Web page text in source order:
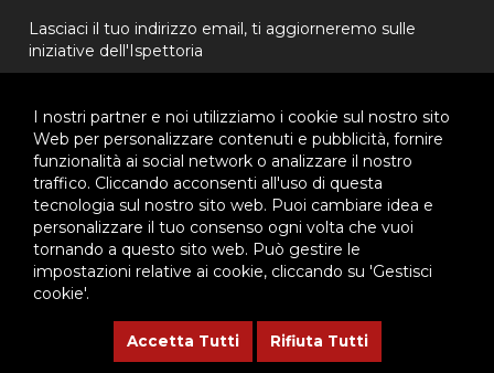
I nostri partner e noi utilizziamo i cookie sul nostro sito
Web per personalizzare contenuti e pubblicità, fornire
funzionalità ai social network o analizzare il nostro
traffico. Cliccando acconsenti all'uso di questa
tecnologia sul nostro sito web. Puoi cambiare idea e
personalizzare il tuo consenso ogni volta che vuoi
tornando a questo sito web. Può gestire le
impostazioni relative ai cookie, cliccando su 'Gestisci
cookie'.
Accetta Tutti Rifiuta Tutti
Lasciaci il tuo indirizzo email, ti aggiorneremo sulle
iniziative dell'Ispettoria
© 2026 - Ispettoria Salesiana Meridionale - All rights reserved. | P.IVA
80057280630 |
Privacy & Cookie Policy - Gestisci Cookie
Questo plugin utilizza cookie per raccogliere dati e cookie di
terze parti per migliorare l'esperienza utente. Per visualizzare il
plugin è necessario dare il consenso.